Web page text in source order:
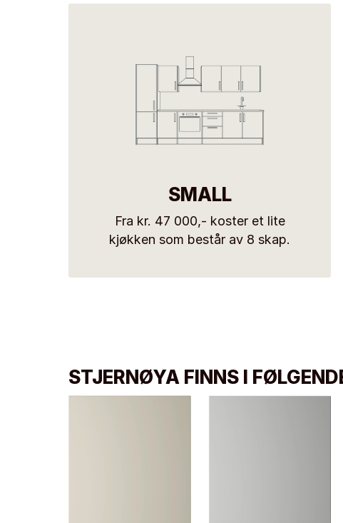
SMALL
Fra kr. 47 000,- koster et lite
kjøkken som består av 8 skap.
STJERNØYA FINNS I